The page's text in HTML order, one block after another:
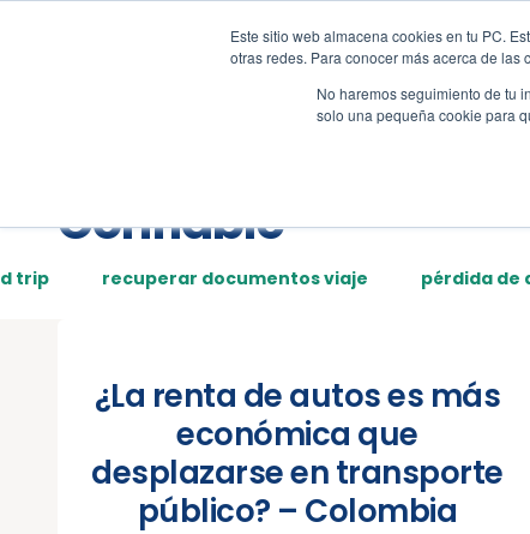
Este sitio web almacena cookies en tu PC.
otras redes. Para conocer más acerca de
No haremos seguimiento de tu
solo una pequeña cookie para
Tour Demos
Confiable
trip recuperar documentos viaje pérdida de
¿La renta de autos es más
económica que
desplazarse en transporte
público? – Colombia